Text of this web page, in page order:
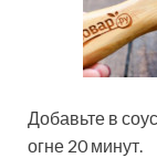
Добавьте в
огне 20 минут.